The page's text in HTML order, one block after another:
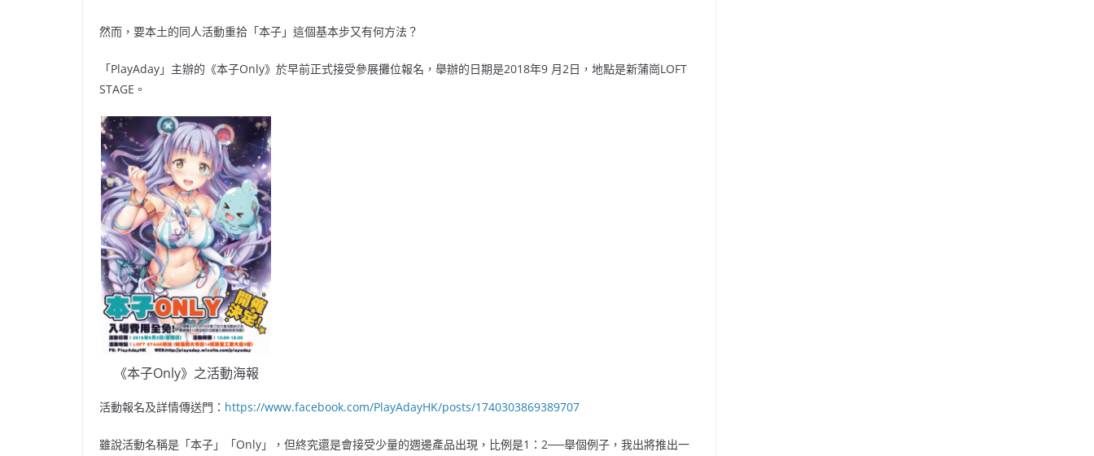
然而，要本土的同人活動重拾「本子」這個基本步又有何方法？
「PlayAday」主辦的《本子Only》於早前正式接受參展攤位報名，舉辦的日期是2018年9 月2日，地點是新蒲崗LOFT
STAGE。
《本子Only》之活動海報
活動報名及詳情傳送門： https://www.facebook.com/PlayAdayHK/posts/1740303869389707
雖說活動名稱是「本子」「Only」，但終究還是會接受少量的週邊產品出現，比例是1：2──舉個例子，我出將推出一